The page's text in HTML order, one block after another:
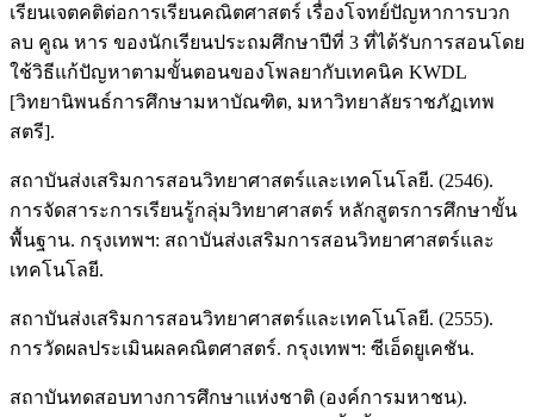
เรียนเจตคติต่อการเรียนคณิตศาสตร์ เรื่องโจทย์ปัญหาการบวก
ลบ คูณ หาร ของนักเรียนประถมศึกษาปีที่ 3 ที่ได้รับการสอนโดย
ใช้วิธีแก้ปัญหาตามขั้นตอนของโพลยากับเทคนิค KWDL
[วิทยานิพนธ์การศึกษามหาบัณฑิต, มหาวิทยาลัยราชภัฏเทพ
สตรี].
สถาบันส่งเสริมการสอนวิทยาศาสตร์และเทคโนโลยี. (2546).
การจัดสาระการเรียนรู้กลุ่มวิทยาศาสตร์ หลักสูตรการศึกษาขั้น
พื้นฐาน. กรุงเทพฯ: สถาบันส่งเสริมการสอนวิทยาศาสตร์และ
เทคโนโลยี.
สถาบันส่งเสริมการสอนวิทยาศาสตร์และเทคโนโลยี. (2555).
การวัดผลประเมินผลคณิตศาสตร์. กรุงเทพฯ: ซีเอ็ดยูเคชัน.
สถาบันทดสอบทางการศึกษาแห่งชาติ (องค์การมหาชน).